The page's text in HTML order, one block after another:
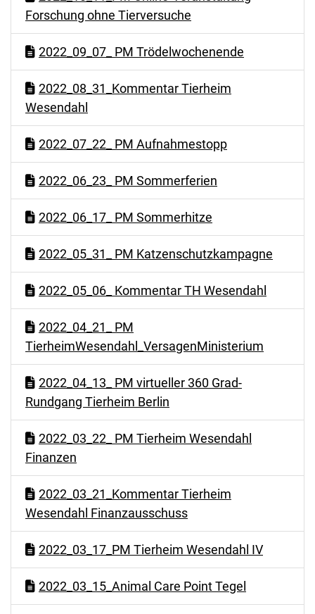
Forschung ohne Tierversuche
2022_09_07_ PM Trödelwochenende
2022_08_31_Kommentar Tierheim
Wesendahl
2022_07_22_ PM Aufnahmestopp
2022_06_23_ PM Sommerferien
2022_06_17_ PM Sommerhitze
2022_05_31_ PM Katzenschutzkampagne
2022_05_06_ Kommentar TH Wesendahl
2022_04_21_ PM
TierheimWesendahl_VersagenMinisterium
2022_04_13_ PM virtueller 360 Grad-
Rundgang Tierheim Berlin
2022_03_22_ PM Tierheim Wesendahl
Finanzen
2022_03_21_Kommentar Tierheim
Wesendahl Finanzausschuss
2022_03_17_PM Tierheim Wesendahl IV
2022_03_15_Animal Care Point Tegel